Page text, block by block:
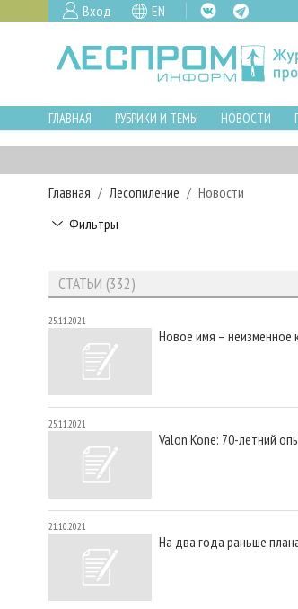
Вход EN
ГЛАВНАЯ РУБРИКИ И ТЕМЫ НОВОСТИ
Главная Лесопиление
Новости
Фильтры
СТАТЬИ (332)
25.11.2021
Новое имя – неизменное
25.11.2021
Valon Kone: 70-летний
21.10.2021
На два года раньше